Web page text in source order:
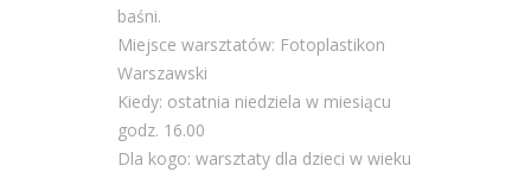
baśni.
Miejsce warsztatów: Fotoplastikon
Warszawski
Kiedy: ostatnia niedziela w miesiącu
godz. 16.00
Dla kogo: warsztaty dla dzieci w wieku